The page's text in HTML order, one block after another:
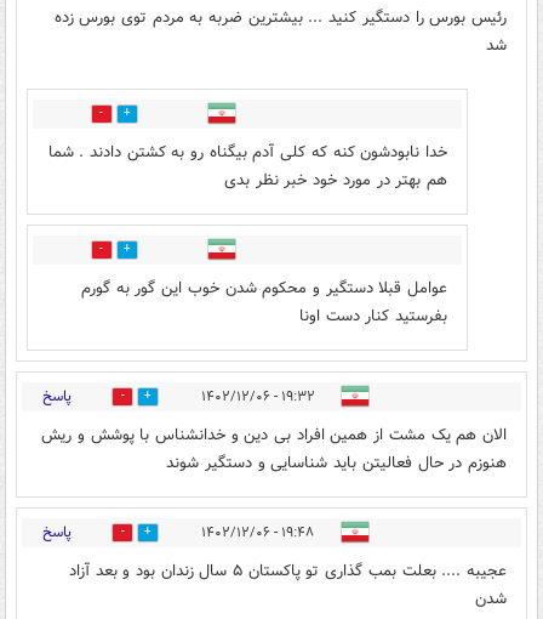
رئیس بورس را دستگیر کنید ... بیشترین ضربه به مردم توی بورس زده
شد
0
خدا نابودشون کنه که کلی آدم بیگناه رو به کشتن دادند . شما
هم بهتر در مورد خود خبر نظر بدی
0
عوامل قبلا دستگیر و محکوم شدن خوب این گور به گورم
بفرستید کنار دست اونا
۱۹:۳۲ - ۱۴۰۲/۱۲/۰۶ 0 پاسخ
الان هم یک مشت از همین افراد بی دین و خدانشناس با پوشش و ریش
هنوزم در حال فعالیتن باید شناسایی و دستگیر شوند
۱۹:۴۸ - ۱۴۰۲/۱۲/۰۶ 0 پاسخ
عجیبه .... بعلت بمب گذاری تو پاکستان ۵ سال زندان بود و بعد آزاد
شدن